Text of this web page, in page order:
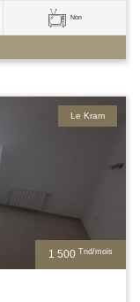
Non
1 500 Tnd/mois
Le Kram